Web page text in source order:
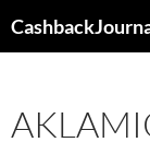
Inhalt